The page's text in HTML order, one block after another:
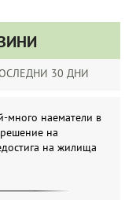
30 ДНИ
много наематели в
на
на жилища